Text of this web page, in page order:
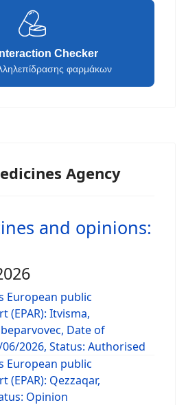
Checker
φαρμάκων
Agency
and opinions:
European public
(EPAR): Itvisma,
Date of
2026, Status: Authorised
European public
Qezzaqar,
Opinion